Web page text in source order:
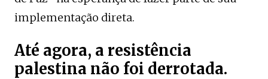
implementação direta.
Até agora, a resistência
palestina não foi derrotada.